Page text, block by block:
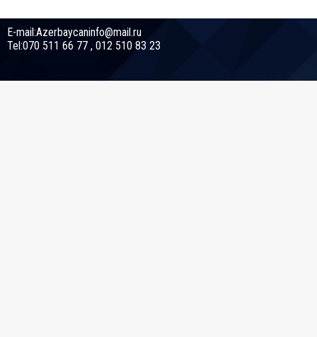
E-mail:Azerbaycaninfo@mail.ru
Tel:070 511 66 77 , 012 510 83 23